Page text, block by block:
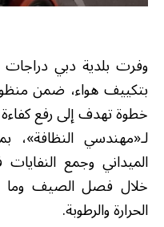
وفرت بلدية دبي دراجات
بتكييف هواء، ضمن
خطوة تهدف إلى رفع كفاءة
لـ«مهندسي النظافة»،
الميداني وجمع
خلال فصل الصيف وما
الحرارة والرطوبة.